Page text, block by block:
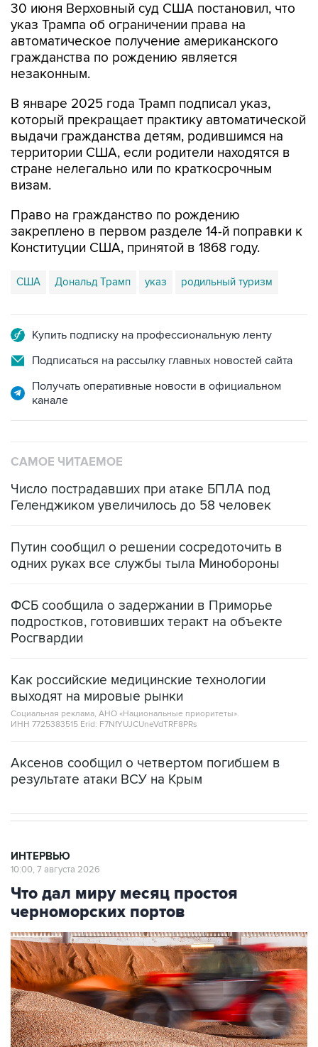
30 июня Верховный суд США постановил, что
указ Трампа об ограничении права на
автоматическое получение американского
гражданства по рождению является
незаконным.
В январе 2025 года Трамп подписал указ,
который прекращает практику автоматической
выдачи гражданства детям, родившимся на
территории США, если родители находятся в
стране нелегально или по краткосрочным
визам.
Право на гражданство по рождению
закреплено в первом разделе 14-й поправки к
Конституции США, принятой в 1868 году.
США Дональд Трамп указ родильный туризм
Купить подписку на профессиональную ленту
Подписаться на рассылку главных новостей сайта
Получать оперативные новости в официальном
канале
САМОЕ ЧИТАЕМОЕ
Число пострадавших при атаке БПЛА под
Геленджиком увеличилось до 58 человек
Путин сообщил о решении сосредоточить в
одних руках все службы тыла Минобороны
ФСБ сообщила о задержании в Приморье
подростков, готовивших теракт на объекте
Росгвардии
Как российские медицинские технологии
выходят на мировые рынки
Социальная реклама, АНО «Национальные приоритеты».
ИНН 7725383515 Erid: F7NfYUJCUneVdTRF8PRs
Аксенов сообщил о четвертом погибшем в
результате атаки ВСУ на Крым
ИНТЕРВЬЮ
10:00, 7 августа 2026
Что дал миру месяц простоя
черноморских портов